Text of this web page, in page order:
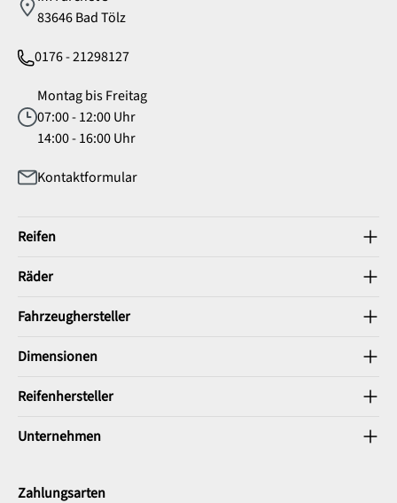
83646 Bad Tölz
0176 - 21298127
Montag bis Freitag
07:00 - 12:00 Uhr
14:00 - 16:00 Uhr
Kontaktformular
Reifen
Räder
Fahrzeughersteller
Dimensionen
Reifenhersteller
Unternehmen
Zahlungsarten